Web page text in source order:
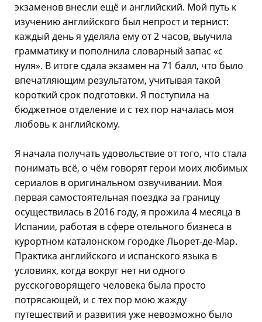
экзаменов внесли ещё и английский. Мой путь к
изучению английского был непрост и тернист:
каждый день я уделяла ему от 2 часов, выучила
грамматику и пополнила словарный запас «с
нуля». В итоге сдала экзамен на 71 балл, что было
впечатляющим результатом, учитывая такой
короткий срок подготовки. Я поступила на
бюджетное отделение и с тех пор началась моя
любовь к английскому.
Я начала получать удовольствие от того, что стала
понимать всё, о чём говорят герои моих любимых
сериалов в оригинальном озвучивании. Моя
первая самостоятельная поездка за границу
осуществилась в 2016 году, я прожила 4 месяца в
Испании, работая в сфере отельного бизнеса в
курортном каталонском городке Льорет-де-Мар.
Практика английского и испанского языка в
условиях, когда вокруг нет ни одного
русскоговорящего человека была просто
потрясающей, и с тех пор мою жажду
путешествий и развития уже невозможно было